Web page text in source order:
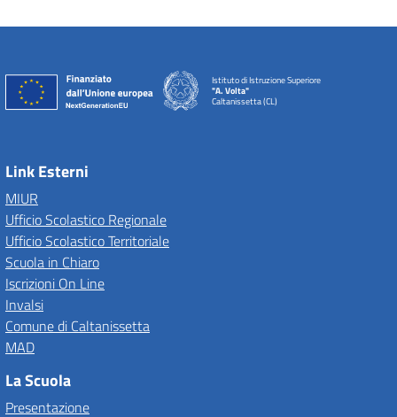
Istituto di Istruzione Superiore
"A. Volta"
Caltanissetta (CL)
Link Esterni
MIUR
Ufficio Scolastico Regionale
Ufficio Scolastico Territoriale
Scuola in Chiaro
Iscrizioni On Line
Invalsi
Comune di Caltanissetta
MAD
La Scuola
Presentazione